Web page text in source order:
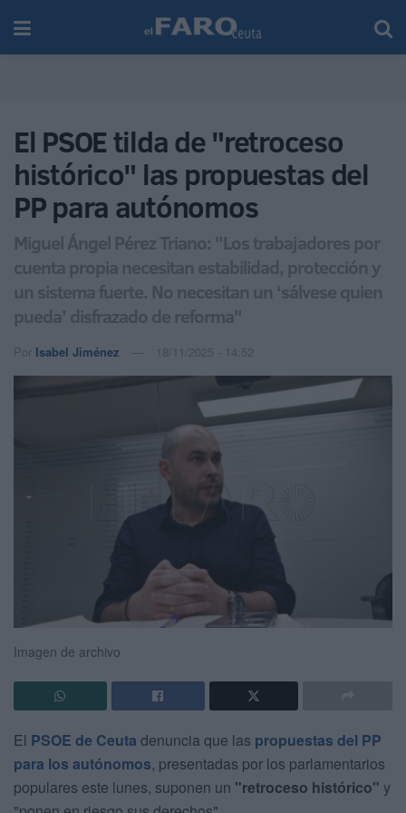
El PSOE tilda de "retroceso
histórico" las propuestas del
PP para autónomos
Miguel Ángel Pérez Triano: "Los trabajadores por
cuenta propia necesitan estabilidad, protección y
un sistema fuerte. No necesitan un ‘sálvese quien
pueda’ disfrazado de reforma"
Por Isabel Jiménez 18/11/2025 - 14:52
Imagen de archivo
El PSOE de Ceuta denuncia que las propuestas del PP
para los autónomos, presentadas por los parlamentarios
populares este lunes, suponen un "retroceso histórico" y